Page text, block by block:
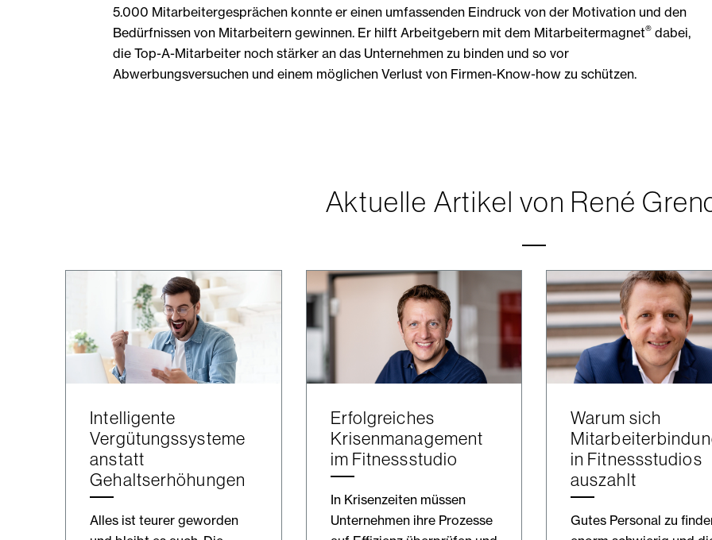
5.000 Mitarbeitergesprächen konnte er einen umfassenden Eindruck von der Motivation und den
Bedürfnissen von Mitarbeitern gewinnen. Er hilft Arbeitgebern mit dem Mitarbeitermagnet® dabei,
die Top-A-Mitarbeiter noch stärker an das Unternehmen zu binden und so vor
Abwerbungsversuchen und einem möglichen Verlust von Firmen-Know-how zu schützen.
Aktuelle Artikel von René
Intelligente
Vergütungssysteme
anstatt
Gehaltserhöhungen
Alles ist teurer geworden
Erfolgreiches
Krisenmanagement
im Fitnessstudio
In Krisenzeiten müssen
Unternehmen ihre Prozesse
Warum sich
in Fitnessstudios
auszahlt
Gutes Personal zu